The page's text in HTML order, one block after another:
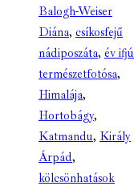
Balogh-Weiser
Diána, csíkosfejű
nádiposzáta, év ifjú
természetfotósa,
Himalája,
Hortobágy,
Katmandu, Király
Árpád,
kölcsönhatások